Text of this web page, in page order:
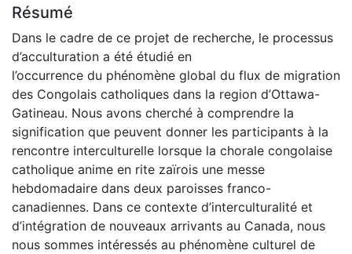
Résumé
Dans le cadre de ce projet de recherche, le processus
d’acculturation a été étudié en
l’occurrence du phénomène global du flux de migration
des Congolais catholiques dans la region d’Ottawa-
Gatineau. Nous avons cherché à comprendre la
signification que peuvent donner les participants à la
rencontre interculturelle lorsque la chorale congolaise
catholique anime en rite zaïrois une messe
hebdomadaire dans deux paroisses franco-
canadiennes. Dans ce contexte d’interculturalité et
d’intégration de nouveaux arrivants au Canada, nous
nous sommes intéressés au phénomène culturel de